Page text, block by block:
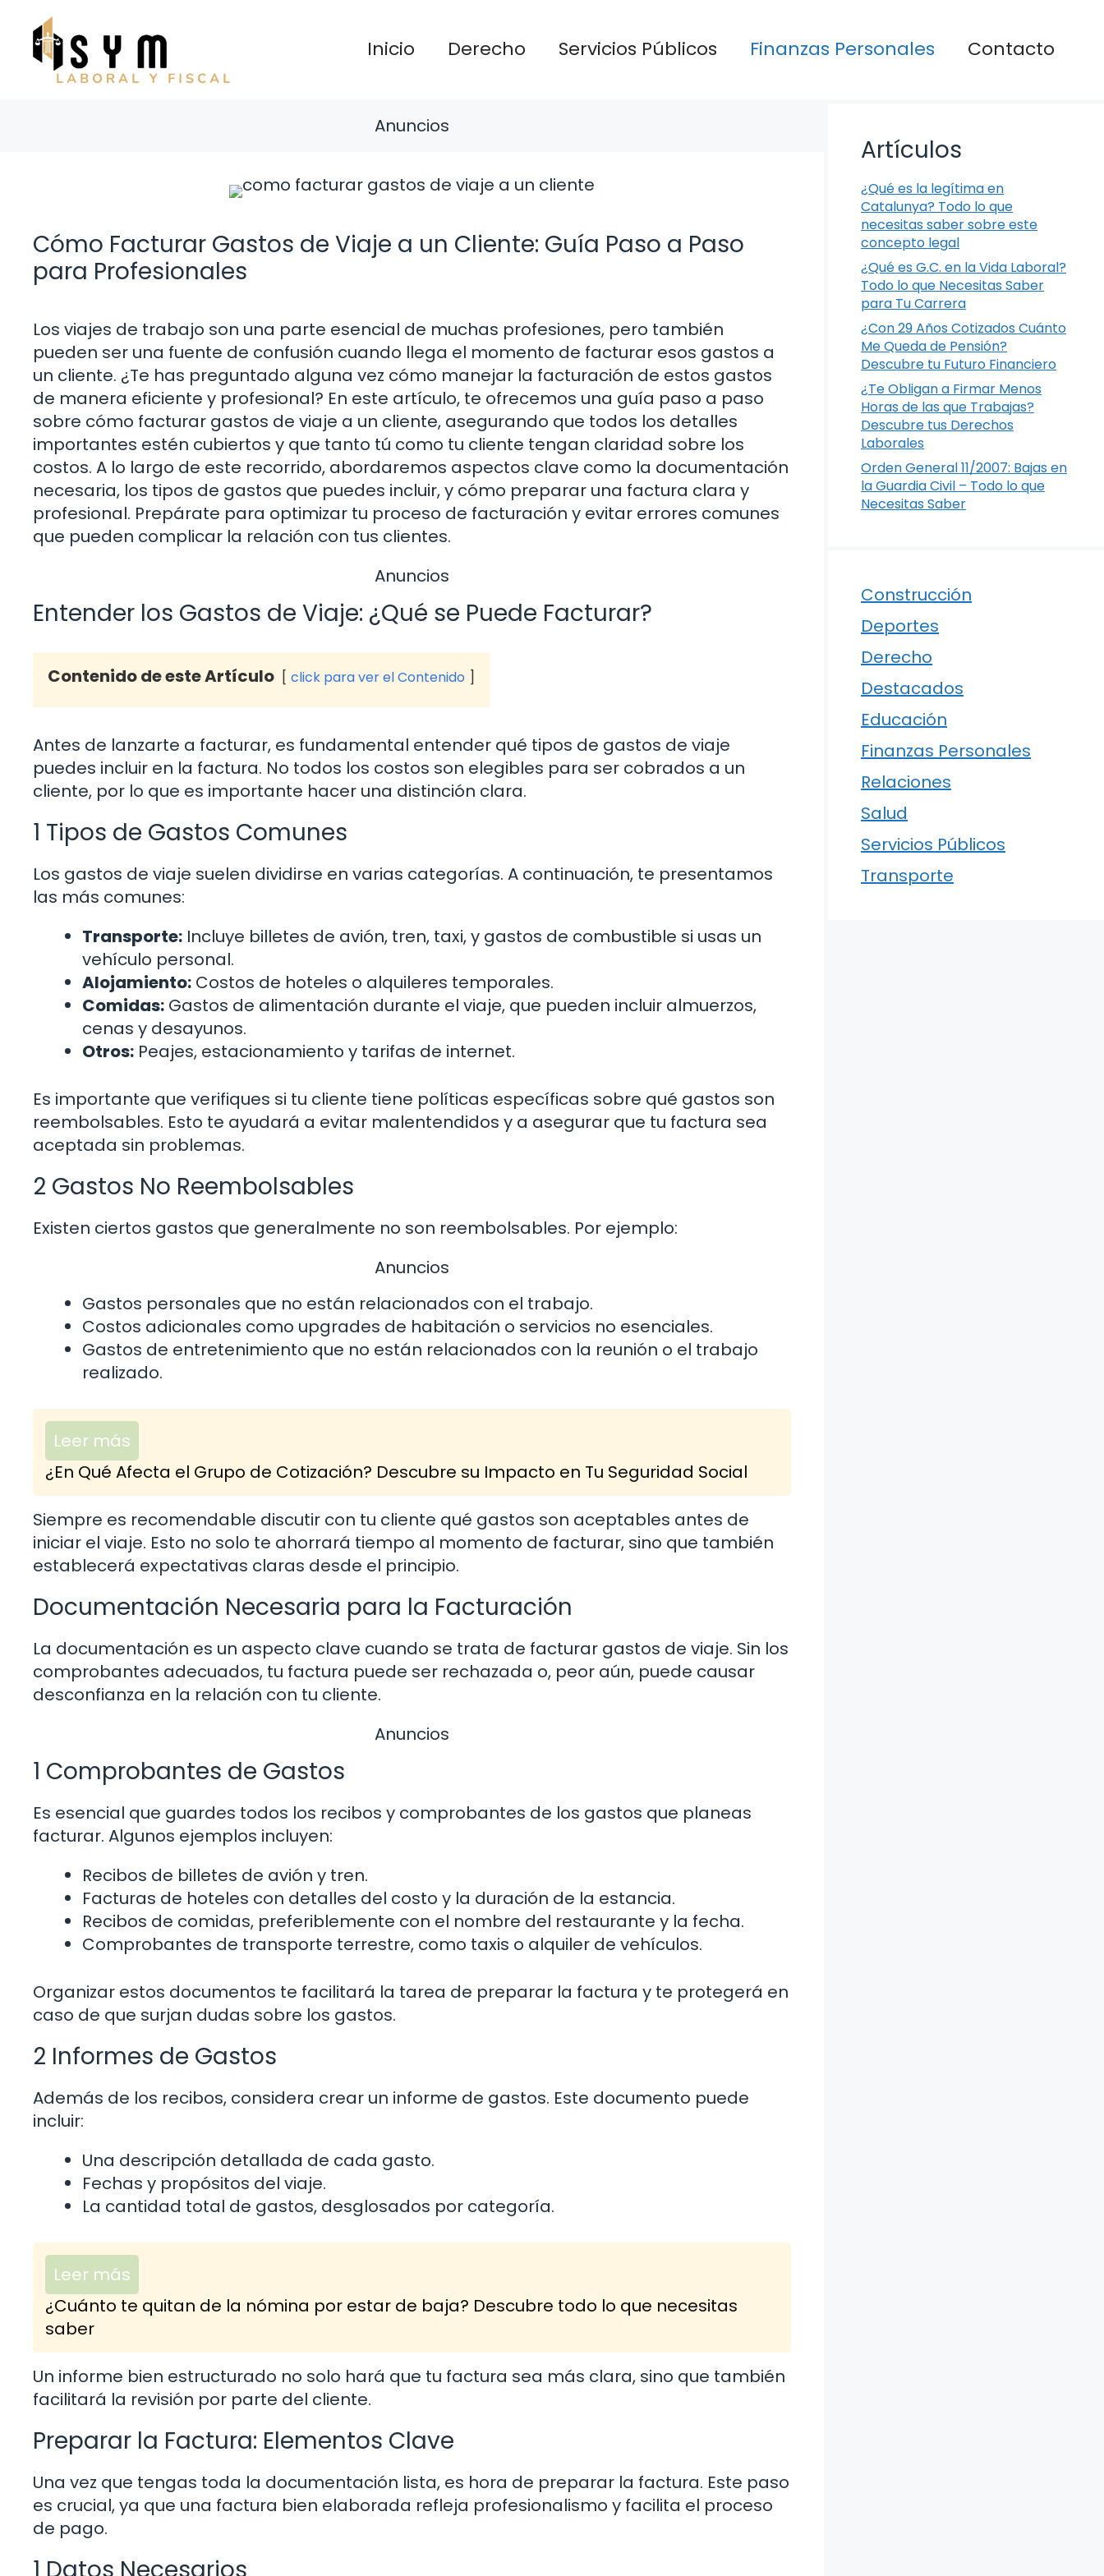
contenido
Inicio Derecho Servicios Públicos Finanzas Personales Contacto
Anuncios
Cómo Facturar Gastos de Viaje a un Cliente: Guía Paso a Paso
para Profesionales
Los viajes de trabajo son una parte esencial de muchas profesiones, pero también
pueden ser una fuente de confusión cuando llega el momento de facturar esos gastos a
un cliente. ¿Te has preguntado alguna vez cómo manejar la facturación de estos gastos
de manera eficiente y profesional? En este artículo, te ofrecemos una guía paso a paso
sobre cómo facturar gastos de viaje a un cliente, asegurando que todos los detalles
importantes estén cubiertos y que tanto tú como tu cliente tengan claridad sobre los
costos. A lo largo de este recorrido, abordaremos aspectos clave como la documentación
necesaria, los tipos de gastos que puedes incluir, y cómo preparar una factura clara y
profesional. Prepárate para optimizar tu proceso de facturación y evitar errores comunes
que pueden complicar la relación con tus clientes.
Anuncios
Entender los Gastos de Viaje: ¿Qué se Puede Facturar?
Contenido de este Artículo click para ver el Contenido
Antes de lanzarte a facturar, es fundamental entender qué tipos de gastos de viaje
puedes incluir en la factura. No todos los costos son elegibles para ser cobrados a un
cliente, por lo que es importante hacer una distinción clara.
1 Tipos de Gastos Comunes
Los gastos de viaje suelen dividirse en varias categorías. A continuación, te presentamos
las más comunes:
Transporte: Incluye billetes de avión, tren, taxi, y gastos de combustible si usas un
vehículo personal.
Alojamiento: Costos de hoteles o alquileres temporales.
Comidas: Gastos de alimentación durante el viaje, que pueden incluir almuerzos,
cenas y desayunos.
Otros: Peajes, estacionamiento y tarifas de internet.
Es importante que verifiques si tu cliente tiene políticas específicas sobre qué gastos son
reembolsables. Esto te ayudará a evitar malentendidos y a asegurar que tu factura sea
aceptada sin problemas.
2 Gastos No Reembolsables
Existen ciertos gastos que generalmente no son reembolsables. Por ejemplo:
Anuncios
Gastos personales que no están relacionados con el trabajo.
Costos adicionales como upgrades de habitación o servicios no esenciales.
Gastos de entretenimiento que no están relacionados con la reunión o el trabajo
realizado.
Leer más
¿En Qué Afecta el Grupo de Cotización? Descubre su Impacto en Tu Seguridad Social
Siempre es recomendable discutir con tu cliente qué gastos son aceptables antes de
iniciar el viaje. Esto no solo te ahorrará tiempo al momento de facturar, sino que también
establecerá expectativas claras desde el principio.
Documentación Necesaria para la Facturación
La documentación es un aspecto clave cuando se trata de facturar gastos de viaje. Sin los
comprobantes adecuados, tu factura puede ser rechazada o, peor aún, puede causar
desconfianza en la relación con tu cliente.
Anuncios
1 Comprobantes de Gastos
Es esencial que guardes todos los recibos y comprobantes de los gastos que planeas
facturar. Algunos ejemplos incluyen:
Recibos de billetes de avión y tren.
Facturas de hoteles con detalles del costo y la duración de la estancia.
Recibos de comidas, preferiblemente con el nombre del restaurante y la fecha.
Comprobantes de transporte terrestre, como taxis o alquiler de vehículos.
Organizar estos documentos te facilitará la tarea de preparar la factura y te protegerá en
caso de que surjan dudas sobre los gastos.
2 Informes de Gastos
Además de los recibos, considera crear un informe de gastos. Este documento puede
incluir:
Una descripción detallada de cada gasto.
Fechas y propósitos del viaje.
La cantidad total de gastos, desglosados por categoría.
Leer más
¿Cuánto te quitan de la nómina por estar de baja? Descubre todo lo que necesitas
saber
Un informe bien estructurado no solo hará que tu factura sea más clara, sino que también
facilitará la revisión por parte del cliente.
Preparar la Factura: Elementos Clave
Una vez que tengas toda la documentación lista, es hora de preparar la factura. Este paso
es crucial, ya que una factura bien elaborada refleja profesionalismo y facilita el proceso
de pago.
Artículos
¿Qué es la legítima en
Catalunya? Todo lo que
necesitas saber sobre este
concepto legal
¿Qué es G.C. en la Vida Laboral?
Todo lo que Necesitas Saber
para Tu Carrera
¿Con 29 Años Cotizados Cuánto
Me Queda de Pensión?
Descubre tu Futuro Financiero
¿Te Obligan a Firmar Menos
Horas de las que Trabajas?
Descubre tus Derechos
Laborales
Orden General 11/2007: Bajas en
la Guardia Civil – Todo lo que
Necesitas Saber
Construcción
Deportes
Derecho
Destacados
Educación
Finanzas Personales
Relaciones
Salud
Servicios Públicos
Transporte